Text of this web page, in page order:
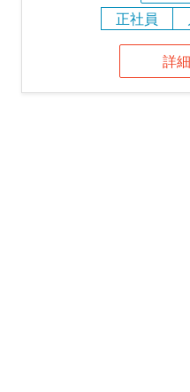
正社員
詳